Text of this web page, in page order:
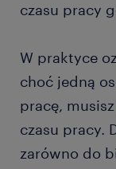
czasu pracy
W praktyce
choć jedną
pracę,
czasu pracy.
zarówno do